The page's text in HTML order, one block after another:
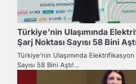
Türkiye’nin Ulaşımında
Şarj Noktası Sayısı 58 Bini
Türkiye’nin Ulaşımında
Sayısı 58 Bini Aştı!…